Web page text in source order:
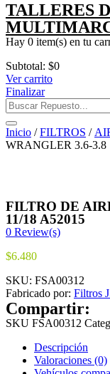
TALLERES
Hay 0 item(s) en tu
Subtotal: $0
Ver carrito
Finalizar
Inicio /FILTROS /
WRANGLER 3.6-3.8
FILTRO DE
11/18 A52015
0 Review(s)
$6.480
SKU: FSA00312
Fabricado por: Filtros
Compartir:
SKU FSA00312
Descripción
Valoraciones (0)